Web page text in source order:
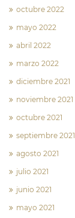
octubre 2022
mayo 2022
abril 2022
marzo 2022
diciembre 2021
noviembre 2021
octubre 2021
septiembre 2021
agosto 2021
julio 2021
junio 2021
mayo 2021